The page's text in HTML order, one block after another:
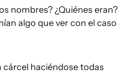
nombres? ¿Quiénes eran?
algo que ver con el caso
cárcel haciéndose todas